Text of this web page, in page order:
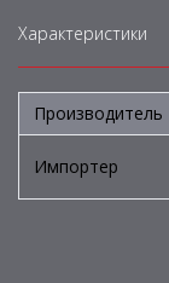
Характеристики
Производитель
Импортер